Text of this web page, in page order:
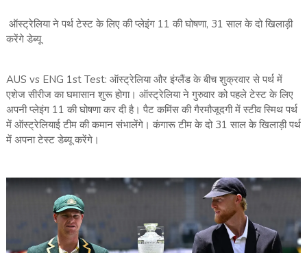
ऑस्‍ट्रेलिया ने पर्थ टेस्‍ट के लिए की प्‍लेइंग 11 की घोषणा, 31 साल के दो खिलाड़ी
करेंगे डेब्‍यू
AUS vs ENG 1st Test: ऑस्‍ट्रेलिया और इंग्‍लैंड के बीच शुक्रवार से पर्थ में
एशेज सीरीज का घमासान शुरू होगा। ऑस्‍ट्रेलिया ने गुरुवार को पहले टेस्‍ट के लिए
अपनी प्‍लेइंग 11 की घोषणा कर दी है। पैट कमिंस की गैरमौजूदगी में स्‍टीव‍ स्मिथ पर्थ
में ऑस्‍ट्रेलियाई टीम की कमान संभालेंगे। कंगारू टीम के दो 31 साल के खिलाड़ी पर्थ
में अपना टेस्‍ट डेब्‍यू करेंगे।